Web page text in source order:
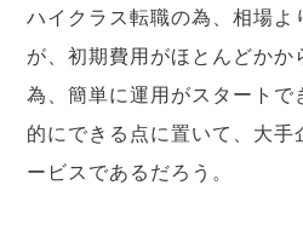
ハイクラス転職の為、相場よ
が、初期費用がほとんどかか
為、簡単に運用がスタートで
的にできる点に置いて、大手
ービスであるだろう。